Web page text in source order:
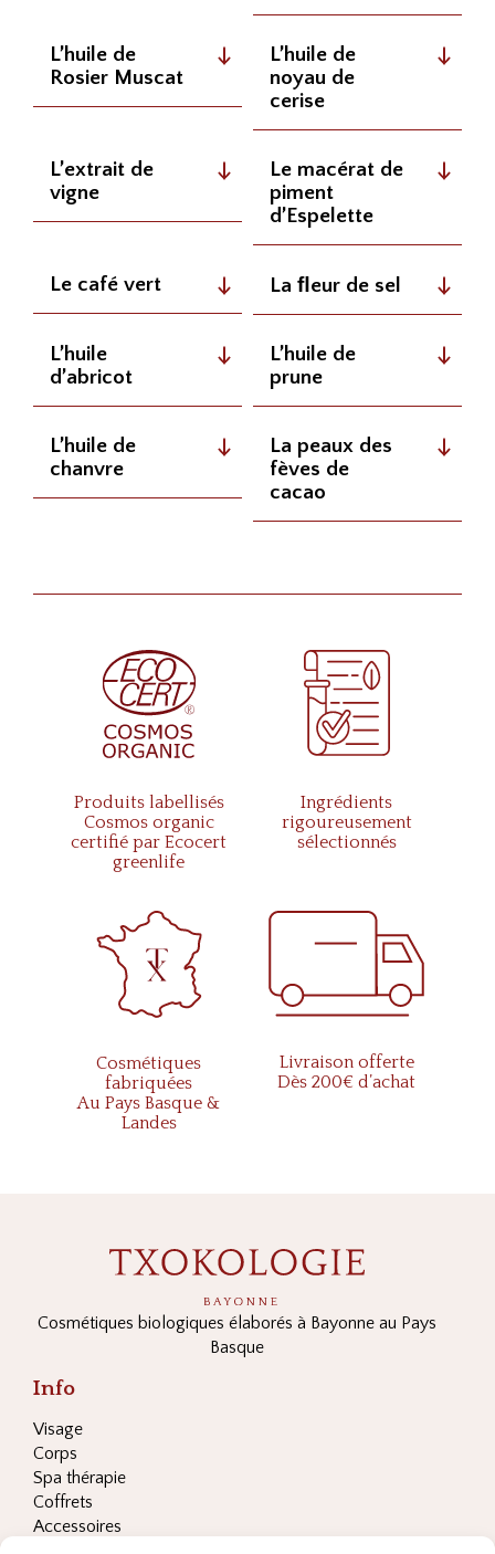
L’huile de
Rosier Muscat
L’huile de
noyau de
cerise
L’extrait de
vigne
Le macérat de
piment
d’Espelette
Le café vert La ﬂeur de sel
L’huile
d’abricot
L’huile de
prune
L’huile de
chanvre
La peaux des
fèves de
cacao
Produits labellisés
Cosmos organic
certifié par Ecocert
greenlife
Ingrédients
rigoureusement
sélectionnés
Cosmétiques
fabriquées
Au Pays Basque &
Landes
Livraison offerte
Dès 200€ d’achat
Cosmétiques biologiques élaborés à Bayonne au Pays
Basque
Info
Visage
Corps
Spa thérapie
Coffrets
Accessoires